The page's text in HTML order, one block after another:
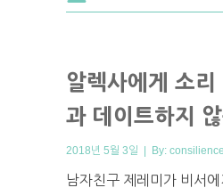
알렉사에게 소
과 데이트하지
2018년 5월 3일 | By: consilience
남자친구 제레미가 비서